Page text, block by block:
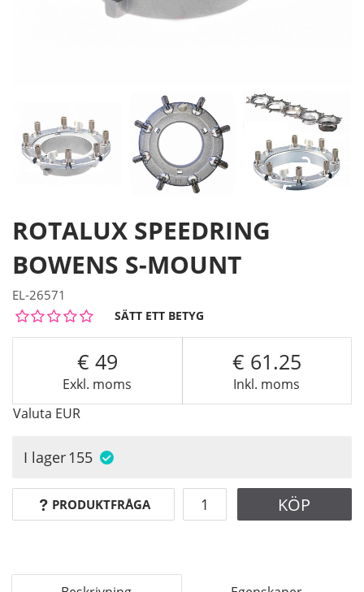
ROTALUX SPEEDRING
BOWENS S-MOUNT
EL-26571
SÄTT ETT BETYG
Exkl. moms
49
Inkl. moms
61.25
Valuta EUR
I lager 155
PRODUKTFRÅGA KÖP